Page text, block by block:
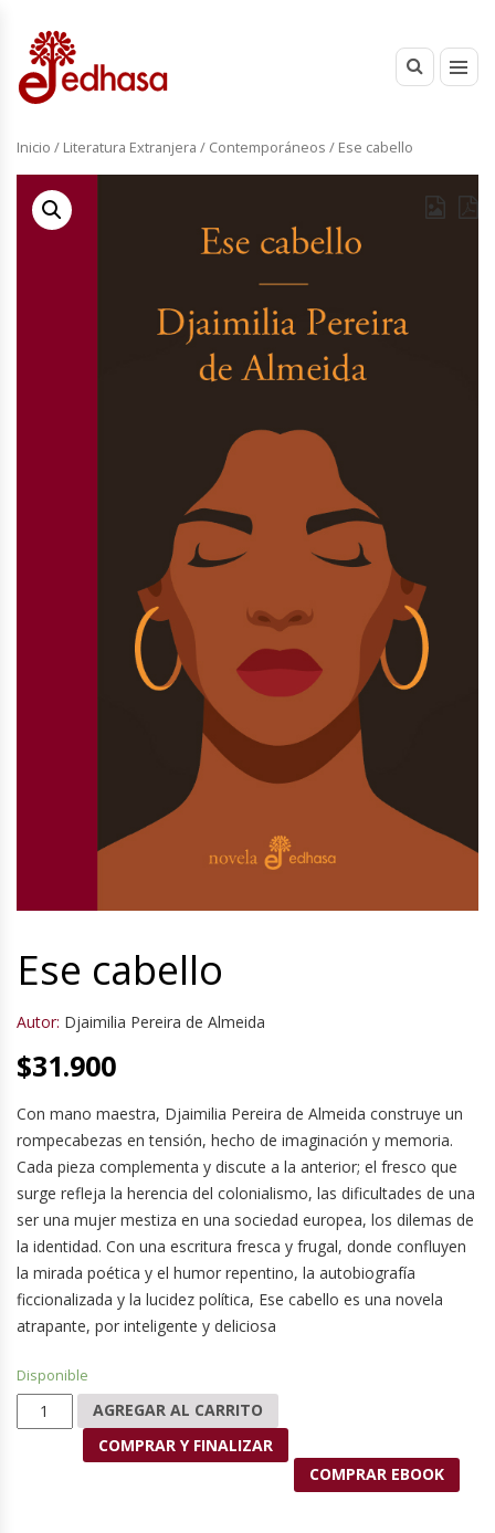
Inicio / Literatura Extranjera / Contemporáneos / Ese cabello
Ese cabello
Autor: Djaimilia Pereira de Almeida
$31.900
Con mano maestra, Djaimilia Pereira de Almeida construye un
rompecabezas en tensión, hecho de imaginación y memoria.
Cada pieza complementa y discute a la anterior; el fresco que
surge refleja la herencia del colonialismo, las dificultades de una
ser una mujer mestiza en una sociedad europea, los dilemas de
la identidad. Con una escritura fresca y frugal, donde confluyen
la mirada poética y el humor repentino, la autobiografía
ficcionalizada y la lucidez política, Ese cabello es una novela
atrapante, por inteligente y deliciosa
Disponible
Ese cabello cantidadAGREGAR AL CARRITO
COMPRAR Y FINALIZAR
COMPRAR EBOOK